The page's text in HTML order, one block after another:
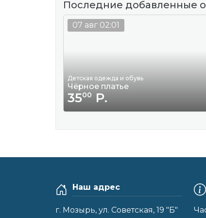
Последние добавленные
Детская одежда и обувь
Чёрное платье
3500Р.
07 авг 02:01
Наш адрес
г. Мозырь, ул. Советская, 19 "Б"